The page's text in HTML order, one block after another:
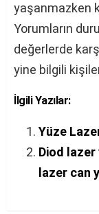
yaşanmazken
Yorumların
değerlerde
yine bilgili
İlgili Yazılar:
Yüze
Diod lazer
lazer can